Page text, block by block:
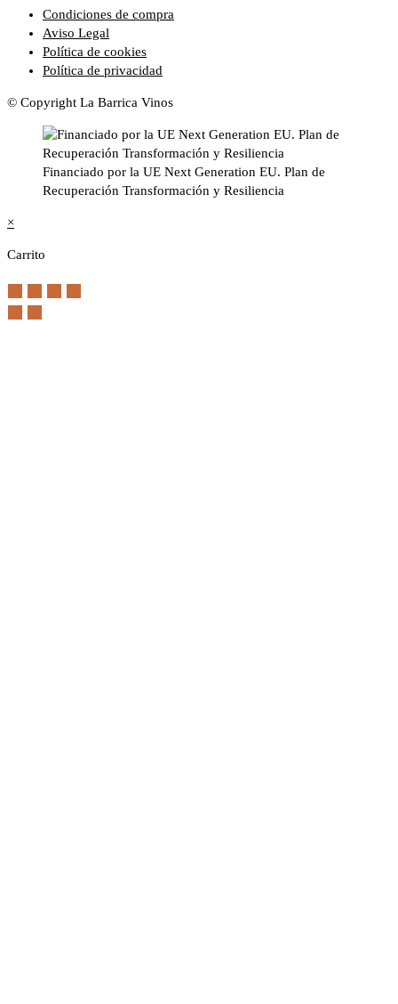
Condiciones de compra
Aviso Legal
Política de cookies
Política de privacidad
© Copyright La Barrica Vinos
Financiado por la UE Next Generation EU. Plan de
Recuperación Transformación y Resiliencia
×
Carrito